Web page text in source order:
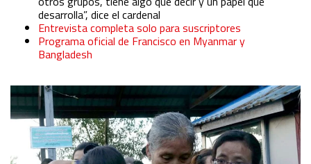
desarrolla”, dice el cardenal
Entrevista completa solo para suscriptores
Programa oficial de Francisco en Myanmar y
Bangladesh